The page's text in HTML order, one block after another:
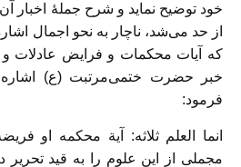
خود توضیح نماید و شرح جملهٔ
از حد می‌شد، ناچار به نحو اجمال اشاره
که آیات محکمات و فرایض عادلات و
خبر حضرت ختمی‌مرتبت (ع)
فرمود:
انما العلم ثلاثه: آیة محکمه او
مجملی از این علوم را به قید تحریر